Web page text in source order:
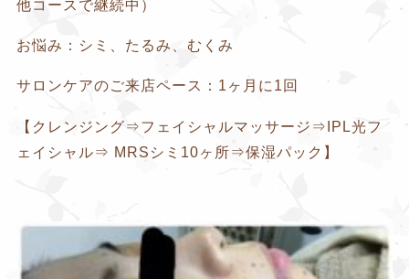
他コースで継続中）
お悩み：シミ、たるみ、むくみ
サロンケアのご来店ペース：1ヶ月に1回
【クレンジング⇒フェイシャルマッサージ⇒IPL光フ
ェイシャル⇒ MRSシミ10ヶ所⇒保湿パック】